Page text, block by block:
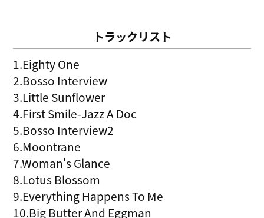
トラックリスト
1.Eighty One
2.Bosso Interview
3.Little Sunflower
4.First Smile-Jazz A Doc
5.Bosso Interview2
6.Moontrane
7.Woman's Glance
8.Lotus Blossom
9.Everything Happens To Me
10.Big Butter And Eggman